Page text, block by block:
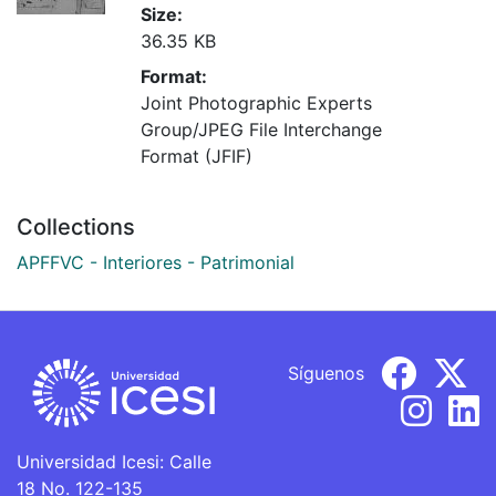
Size:
36.35 KB
Format:
Joint Photographic Experts
Group/JPEG File Interchange
Format (JFIF)
Collections
APFFVC - Interiores - Patrimonial
Universidad Icesi: Calle
18 No. 122-135
Síguenos